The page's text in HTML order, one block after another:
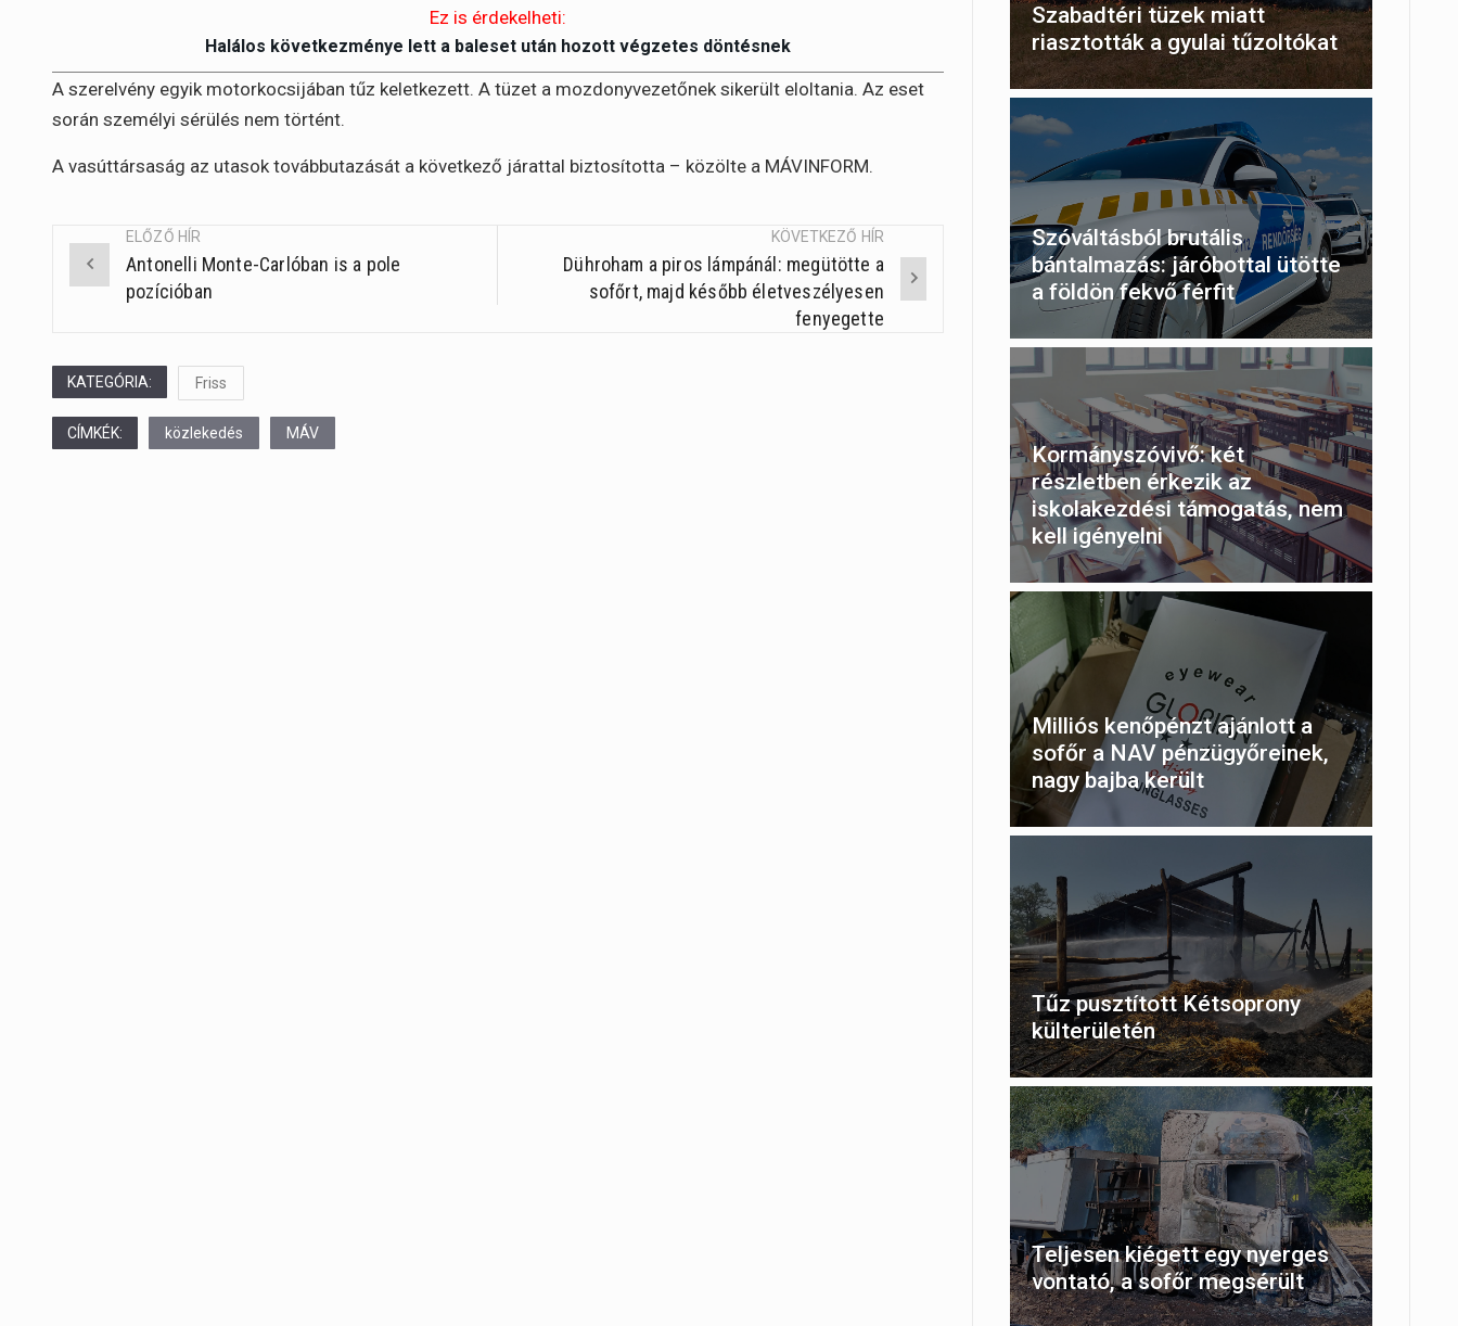
Ez is érdekelheti:
Halálos következménye lett a baleset után hozott végzetes döntésnek
A szerelvény egyik motorkocsijában tűz keletkezett. A tüzet a mozdonyvezetőnek sikerült eloltania. Az eset
során személyi sérülés nem történt.
A vasúttársaság az utasok továbbutazását a következő járattal biztosította – közölte a MÁVINFORM.
Post
ELŐZŐ HÍR
Antonelli Monte-Carlóban is a pole
pozícióban
KÖVETKEZŐ HÍR
Dühroham a piros lámpánál: megütötte a
sofőrt, majd később életveszélyesen
fenyegette
KATEGÓRIA: Friss
CÍMKÉK: közlekedés MÁV
Szabadtéri tüzek miatt
riasztották a gyulai tűzoltókat
Szóváltásból brutális
bántalmazás: járóbottal ütötte
a földön fekvő férfit
Kormányszóvivő: két
részletben érkezik az
iskolakezdési támogatás, nem
kell igényelni
Milliós kenőpénzt ajánlott a
sofőr a NAV pénzügyőreinek,
nagy bajba került
Tűz pusztított Kétsoprony
külterületén
Teljesen kiégett egy nyerges
vontató, a sofőr megsérült